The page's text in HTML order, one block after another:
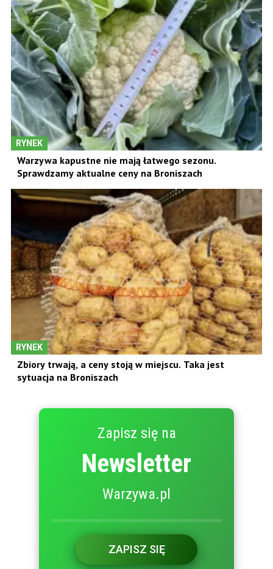
RYNEK
Warzywa kapustne nie mają łatwego sezonu.
Sprawdzamy aktualne ceny na Broniszach
RYNEK
Zbiory trwają, a ceny stoją w miejscu. Taka jest
sytuacja na Broniszach
Zapisz się na
Newsletter
Warzywa.pl
ZAPISZ SIĘ